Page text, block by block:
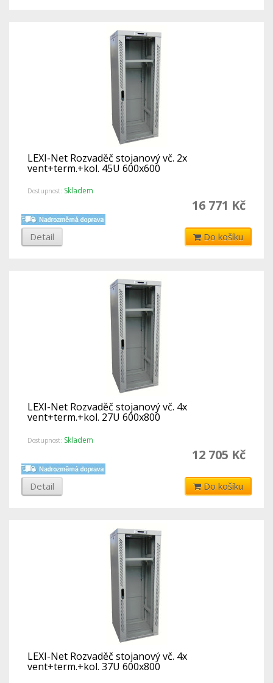
LEXI-Net Rozvaděč stojanový vč. 2x
vent+term.+kol. 45U 600x600
Dostupnost: Skladem
16 771 Kč
Detail Do košíku
LEXI-Net Rozvaděč stojanový vč. 4x
vent+term.+kol. 27U 600x800
Dostupnost: Skladem
12 705 Kč
Detail Do košíku
LEXI-Net Rozvaděč stojanový vč. 4x
vent+term.+kol. 37U 600x800